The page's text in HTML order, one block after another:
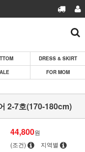
DRESS & SKIRT
FOR MOM
2-7호(170-180cm)
44,800원
(조건) 지역별